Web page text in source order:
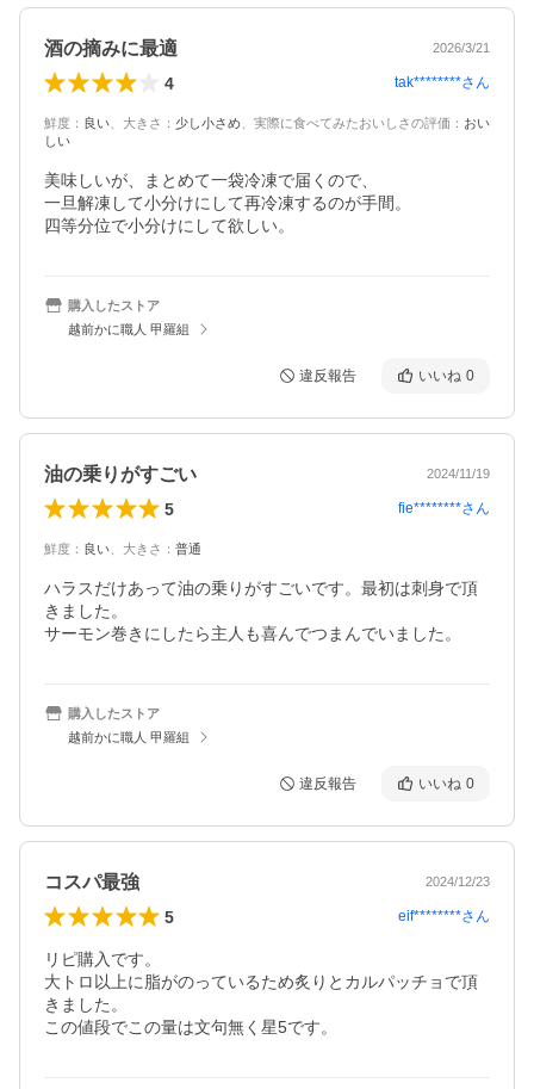
酒の摘みに最適 2026/3/21
4 tak********さん
鮮度 ： 良い 大きさ ： 少し小さめ 実際に食べてみたおいしさの評価 ： おい
しい
美味しいが、まとめて一袋冷凍で届くので、
一旦解凍して小分けにして再冷凍するのが手間。
四等分位で小分けにして欲しい。
購入したストア
越前かに職人 甲羅組
違反報告 いいね 0
油の乗りがすごい 2024/11/19
5 fie********さん
鮮度 ： 良い 大きさ ： 普通
ハラスだけあって油の乗りがすごいです。最初は刺身で頂
きました。
サーモン巻きにしたら主人も喜んでつまんでいました。
購入したストア
越前かに職人 甲羅組
違反報告 いいね 0
コスパ最強 2024/12/23
5 eif********さん
リピ購入です。
大トロ以上に脂がのっているため炙りとカルパッチョで頂
きました。
この値段でこの量は文句無く星5です。